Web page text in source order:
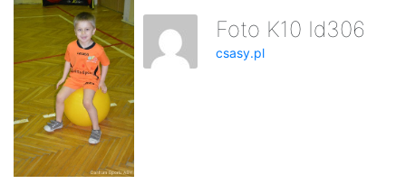
Foto K10 Id306
csasy.pl